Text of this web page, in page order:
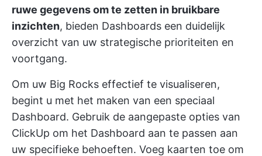
ruwe gegevens om te zetten in bruikbare
inzichten, bieden Dashboards een duidelijk
overzicht van uw strategische prioriteiten en
voortgang.
Om uw Big Rocks effectief te visualiseren,
begint u met het maken van een speciaal
Dashboard. Gebruik de aangepaste opties van
ClickUp om het Dashboard aan te passen aan
uw specifieke behoeften. Voeg kaarten toe om